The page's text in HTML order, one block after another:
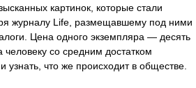
картинок, которые стали
журналу Life, размещавшему под ними
Цена одного экземпляра — десять
со средним достатком
узнать, что же происходит в обществе.